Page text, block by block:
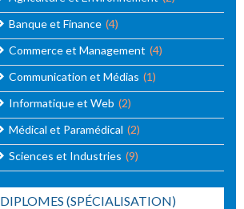
Banque et Finance (4)
Commerce et Management (4)
Communication et Médias (1)
Informatique et Web (2)
Médical et Paramédical (2)
Sciences et Industries (9)
DIPLOMES (SPÉCIALISATION)